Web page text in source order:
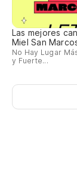
Las mejores
Miel San
No Hay Lugar
y Fuerte...